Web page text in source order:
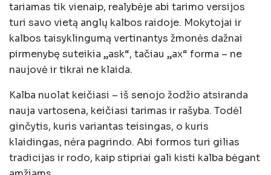
tariamas tik vienaip, realybėje abi tarimo versijos
turi savo vietą anglų kalbos raidoje. Mokytojai ir
kalbos taisyklingumą vertinantys žmonės dažnai
pirmenybę suteikia „ask“, tačiau „ax“ forma – ne
naujovė ir tikrai ne klaida.
Kalba nuolat keičiasi – iš senojo žodžio atsiranda
nauja vartosena, keičiasi tarimas ir rašyba. Todėl
ginčytis, kuris variantas teisingas, o kuris
klaidingas, nėra pagrindo. Abi formos turi gilias
tradicijas ir rodo, kaip stipriai gali kisti kalba bėgant